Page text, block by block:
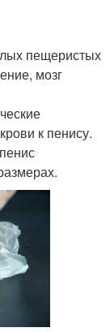
пещеристых
мозг
к пенису.